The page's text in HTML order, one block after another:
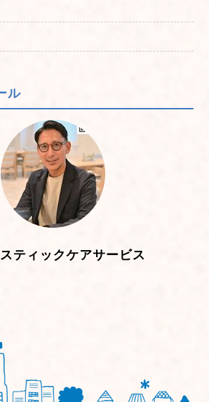
ル
ティックケアサービス